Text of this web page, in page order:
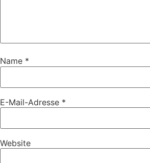
Name *
E-Mail-Adresse *
Website